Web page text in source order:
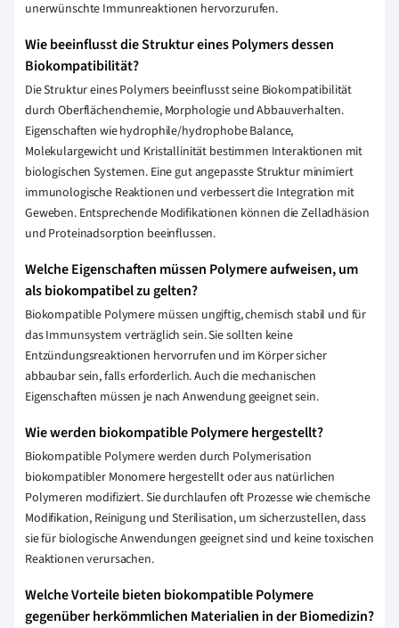
unerwünschte Immunreaktionen hervorzurufen.
Wie beeinflusst die Struktur eines Polymers dessen
Biokompatibilität?
Die Struktur eines Polymers beeinflusst seine Biokompatibilität
durch Oberflächenchemie, Morphologie und Abbauverhalten.
Eigenschaften wie hydrophile/hydrophobe Balance,
Molekulargewicht und Kristallinität bestimmen Interaktionen mit
biologischen Systemen. Eine gut angepasste Struktur minimiert
immunologische Reaktionen und verbessert die Integration mit
Geweben. Entsprechende Modifikationen können die Zelladhäsion
und Proteinadsorption beeinflussen.
Welche Eigenschaften müssen Polymere aufweisen, um
als biokompatibel zu gelten?
Biokompatible Polymere müssen ungiftig, chemisch stabil und für
das Immunsystem verträglich sein. Sie sollten keine
Entzündungsreaktionen hervorrufen und im Körper sicher
abbaubar sein, falls erforderlich. Auch die mechanischen
Eigenschaften müssen je nach Anwendung geeignet sein.
Wie werden biokompatible Polymere hergestellt?
Biokompatible Polymere werden durch Polymerisation
biokompatibler Monomere hergestellt oder aus natürlichen
Polymeren modifiziert. Sie durchlaufen oft Prozesse wie chemische
Modifikation, Reinigung und Sterilisation, um sicherzustellen, dass
sie für biologische Anwendungen geeignet sind und keine toxischen
Reaktionen verursachen.
Welche Vorteile bieten biokompatible Polymere
gegenüber herkömmlichen Materialien in der Biomedizin?